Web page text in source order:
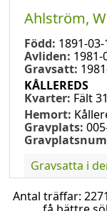
Ahlström,
Född: 1891-
Avliden: 1981-
Gravsatt:
KÅLLEREDS
Kvarter: Fält
Hemort:
Gravplats:
Gravsatta i
Antal träffar: 2271